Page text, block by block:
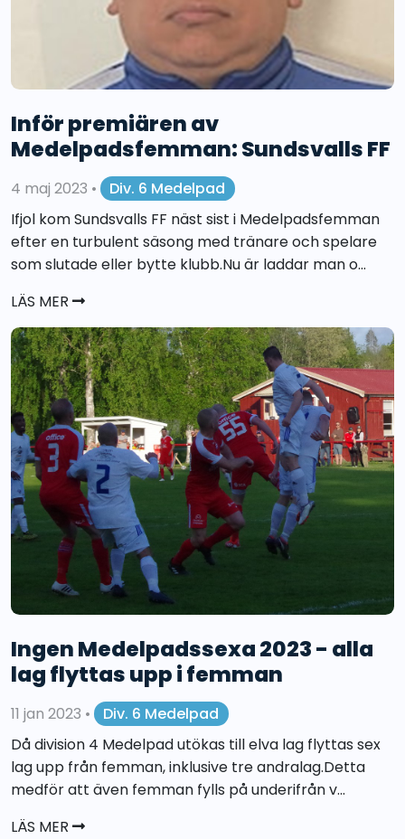
Inför premiären av
Medelpadsfemman: Sundsvalls FF
4 maj 2023 •
Div. 6 Medelpad
Ifjol kom Sundsvalls FF näst sist i Medelpadsfemman
efter en turbulent säsong med tränare och spelare
som slutade eller bytte klubb.Nu är laddar man o...
LÄS MER
Ingen Medelpadssexa 2023 - alla
lag flyttas upp i femman
11 jan 2023 •
Div. 6 Medelpad
Då division 4 Medelpad utökas till elva lag flyttas sex
lag upp från femman, inklusive tre andralag.Detta
medför att även femman fylls på underifrån v...
LÄS MER